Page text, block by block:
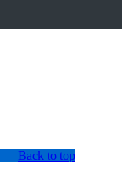
Back to top